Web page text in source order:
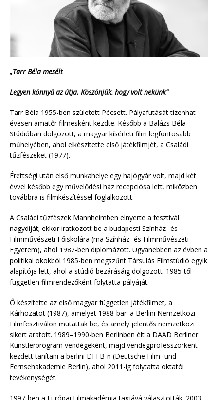
„Tarr Béla mesélt
Legyen könnyű az útja. Köszönjük, hogy volt nekünk”
Tarr Béla 1955-ben született Pécsett. Pályafutását tizenhat
évesen amatőr filmesként kezdte. Később a Balázs Béla
Stúdióban dolgozott, a magyar kísérleti film legfontosabb
műhelyében, ahol elkészítette első játékfilmjét, a Családi
tűzfészeket (1977).
Érettségi után első munkahelye egy hajógyár volt, majd két
évvel később egy művelődési ház recepciósa lett, miközben
továbbra is filmkészítéssel foglalkozott.
A Családi tűzfészek Mannheimben elnyerte a fesztivál
nagydíját; ekkor iratkozott be a budapesti Színház- és
Filmművészeti Főiskolára (ma Színház- és Filmművészeti
Egyetem), ahol 1982-ben diplomázott. Ugyanebben az évben a
politikai okokból 1985-ben megszűnt Társulás Filmstúdió egyik
alapítója lett, ahol a stúdió bezárásáig dolgozott. 1985-től
független filmrendezőként folytatta pályáját.
Ő készítette az első magyar független játékfilmet, a
Kárhozatot (1987), amelyet 1988-ban a Berlini Nemzetközi
Filmfesztiválon mutattak be, és amely jelentős nemzetközi
sikert aratott. 1989–1990-ben Berlinben élt a DAAD Berliner
Künstlerprogram vendégeként, majd vendégprofesszorként
kezdett tanítani a berlini DFFB-n (Deutsche Film- und
Fernsehakademie Berlin), ahol 2011-ig folytatta oktatói
tevékenységét.
1997-ben a Európai Filmakadémia tagjává választották. 2003-